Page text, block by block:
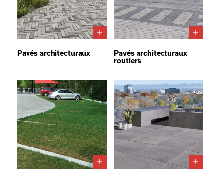
Pavés architecturaux
Pavés architecturaux
routiers